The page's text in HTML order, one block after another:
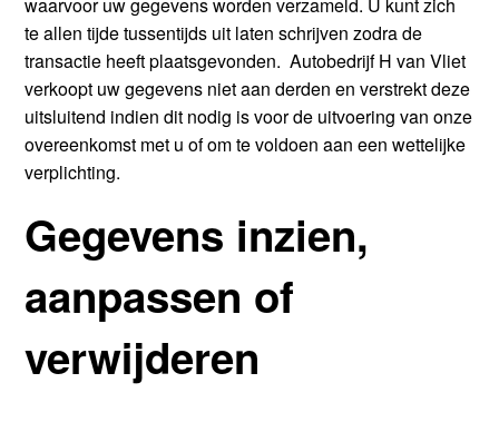
te allen tijde tussentijds uit laten schrijven zodra de
transactie heeft plaatsgevonden. Autobedrijf H van Vliet
verkoopt uw gegevens niet aan derden en verstrekt deze
uitsluitend indien dit nodig is voor de uitvoering van onze
overeenkomst met u of om te voldoen aan een wettelijke
verplichting.
Gegevens inzien,
aanpassen of
verwijderen